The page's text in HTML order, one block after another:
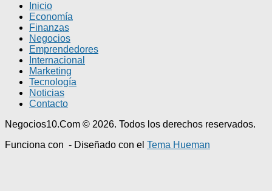
Inicio
Economía
Finanzas
Negocios
Emprendedores
Internacional
Marketing
Tecnología
Noticias
Contacto
Negocios10.Com © 2026. Todos los derechos reservados.
Funciona con - Diseñado con el Tema Hueman